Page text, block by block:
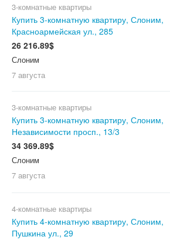
3-комнатные квартиры
Купить 3-комнатную квартиру, Слоним,
Красноармейская ул., 285
26 216.89$
Слоним
7 августа
3-комнатные квартиры
Купить 3-комнатную квартиру, Слоним,
Независимости просп., 13/3
34 369.89$
Слоним
7 августа
4-комнатные квартиры
Купить 4-комнатную квартиру, Слоним,
Пушкина ул., 29